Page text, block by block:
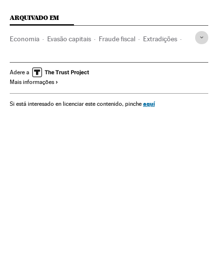
ARQUIVADO EM
Economia Evasão capitais Fraude fiscal Extradições
Policía Nacional Audiencia Nacional
Estados Unidos
Adere a
Mais informações
Si está interesado en licenciar este contenido, pinche aquí